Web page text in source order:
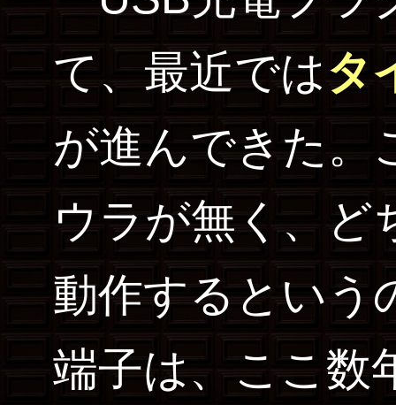
て、最近ではタ
が進んできた。
ウラが無く、ど
動作するという
端子は、ここ数